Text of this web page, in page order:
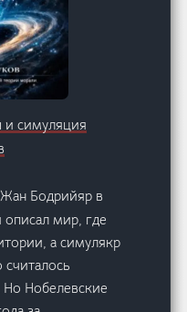
симуляция
Бодрийяр в
мир, где
а симулякр
считалось
Нобелевские